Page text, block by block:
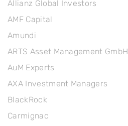
Allianz Global Investors
AMF Capital
Amundi
ARTS Asset Management GmbH
AuM Experts
AXA Investment Managers
BlackRock
Carmignac